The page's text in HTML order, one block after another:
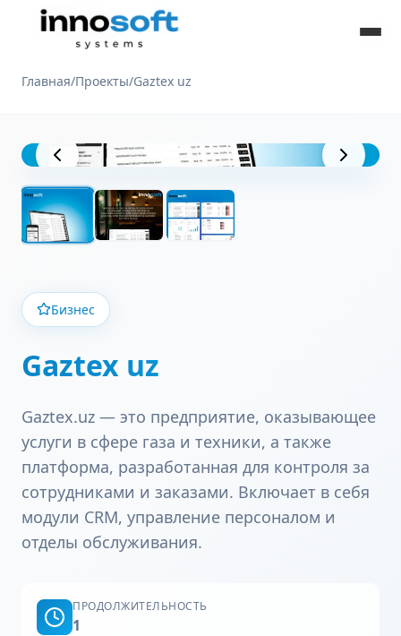
Главная/Проекты/Gaztex uz
Бизнес
Gaztex uz
Gaztex.uz — это предприятие, оказывающее
услуги в сфере газа и техники, а также
платформа, разработанная для контроля за
сотрудниками и заказами. Включает в себя
модули CRM, управление персоналом и
отделы обслуживания.
ПРОДОЛЖИТЕЛЬНОСТЬ
1
Вид проекта